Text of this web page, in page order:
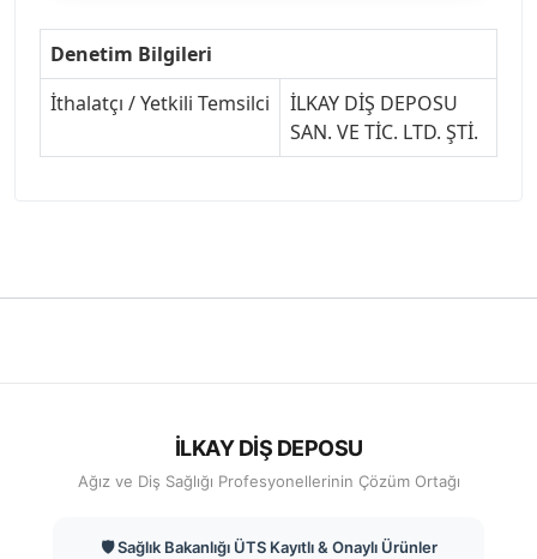
Denetim Bilgileri
İthalatçı / Yetkili Temsilci
İLKAY DİŞ DEPOSU
SAN. VE TİC. LTD. ŞTİ.
İLKAY DİŞ DEPOSU
Ağız ve Diş Sağlığı Profesyonellerinin Çözüm Ortağı
🛡️ Sağlık Bakanlığı ÜTS Kayıtlı & Onaylı Ürünler